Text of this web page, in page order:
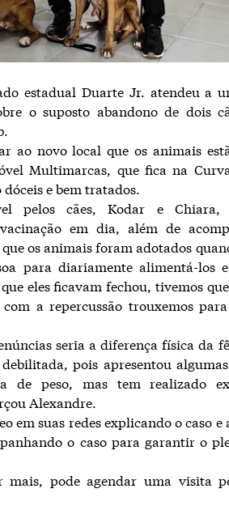
estadual Duarte Jr. atendeu a
o suposto abandono de dois
ao novo local que os animais
Multimarcas, que fica na
e bem tratados.
pelos cães, Kodar e Chiara,
em dia, além de
os animais foram adotados
para diariamente alimentá-los
eles ficavam fechou, tivemos
a repercussão trouxemos
seria a diferença física da
pois apresentou
de peso, mas tem realizado
Alexandre.
em suas redes explicando o caso e
o caso para garantir o
mais, pode agendar uma visita